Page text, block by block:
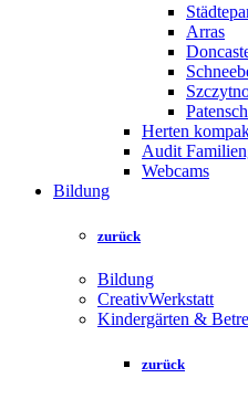
Arras
Herten
Audit
Webcams
Bildung
zurück
Bildung
CreativWerkstatt
Kindergärten &
zurück